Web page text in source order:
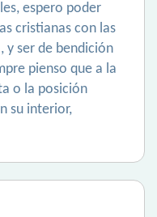
espero poder
cristianas con las
y ser de bendición
pienso que a la
o la posición
su interior,